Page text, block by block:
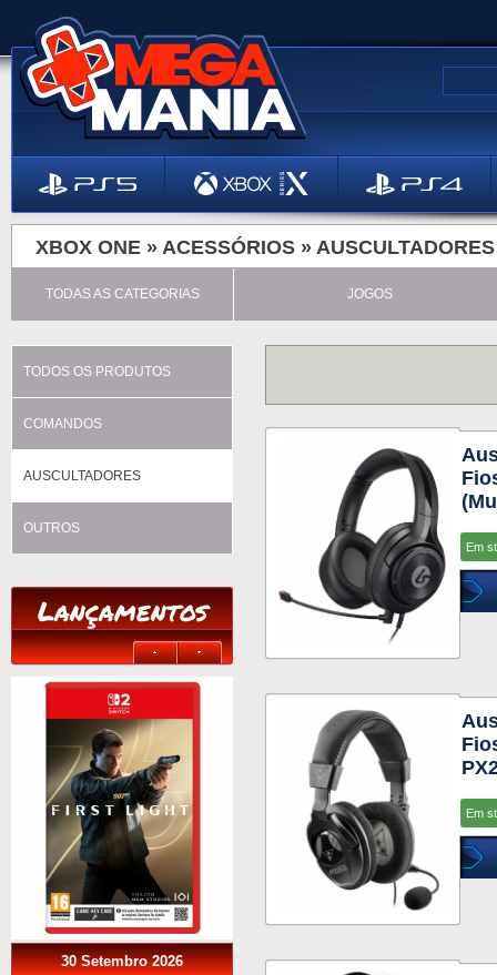
XBOX ONE » ACESSÓRIOS » AUSCULTADORES
TODAS AS CATEGORIAS JOGOS
TODOS OS PRODUTOS
COMANDOS
AUSCULTADORES
OUTROS
Lançamentos
30 Setembro 2026
Em
Em